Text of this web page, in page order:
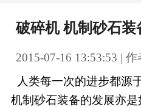
破碎机 机制砂石装
2015-07-16 13:53:53 |
人类每一次的进步都源
机制砂石装备的发展亦